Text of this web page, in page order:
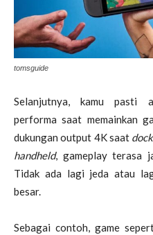
tomsguide
Selanjutnya, kamu pasti
performa saat memainkan
dukungan output 4K saat
handheld, gameplay terasa
Tidak ada lagi jeda atau
besar.
Sebagai contoh, game